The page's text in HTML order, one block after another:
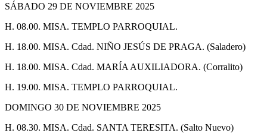
SÁBADO 29 DE NOVIEMBRE 2025
H. 08.00. MISA. TEMPLO PARROQUIAL.
H. 18.00. MISA. Cdad. NIÑO JESÚS DE PRAGA. (Saladero)
H. 18.00. MISA. Cdad. MARÍA AUXILIADORA. (Corralito)
H. 19.00. MISA. TEMPLO PARROQUIAL.
DOMINGO 30 DE NOVIEMBRE 2025
H. 08.30. MISA. Cdad. SANTA TERESITA. (Salto Nuevo)